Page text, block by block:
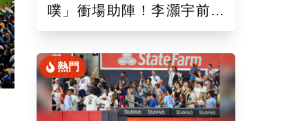
噗」衝場助陣！李灝宇前輩
遭觸身球「引爆大場面」
熱門